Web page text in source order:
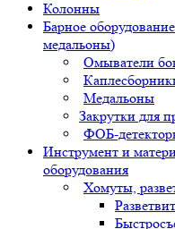
Колонны
Барное
медальоны)
Омыватели
Медальоны
Закрутки для
ФОБ-
Инструмент и
оборудования
Хомуты,